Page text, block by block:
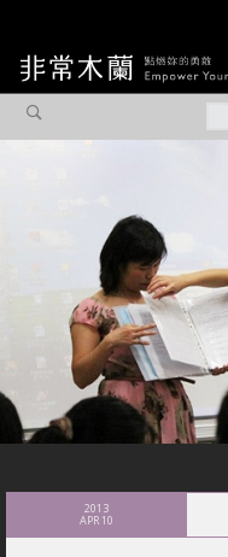
2013
APR 10